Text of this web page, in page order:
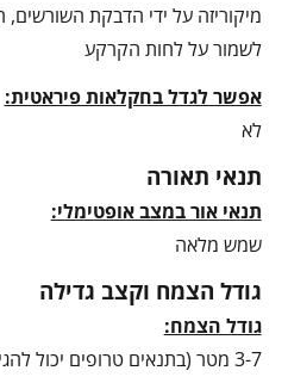
מיקוריזה על ידי הדבקת
לשמור על לחות הקרקע
אפשר לגדל בחקלאות פיראטית:
לא
תנאי תאורה
תנאי אור במצב אופטימלי:
שמש מלאה
גודל הצמח וקצב גדילה
גודל הצמח:
3-7 מטר (בתנאים טרופים יכול להגיע ל 15 מטר)